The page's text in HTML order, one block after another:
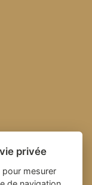
privée
mesurer